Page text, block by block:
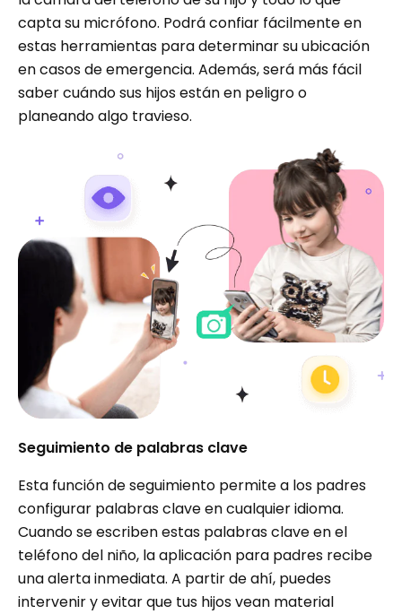
capta su micrófono. Podrá confiar fácilmente en
estas herramientas para determinar su ubicación
en casos de emergencia. Además, será más fácil
saber cuándo sus hijos están en peligro o
planeando algo travieso.
Seguimiento de palabras clave
Esta función de seguimiento permite a los padres
configurar palabras clave en cualquier idioma.
Cuando se escriben estas palabras clave en el
teléfono del niño, la aplicación para padres recibe
una alerta inmediata. A partir de ahí, puedes
intervenir y evitar que tus hijos vean material